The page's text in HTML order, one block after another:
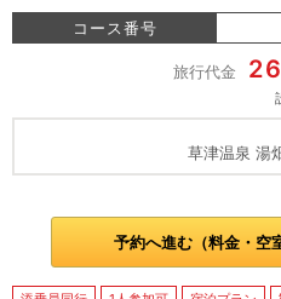
コース番号
旅行代金
草津温泉 湯
予約へ進む（料金・空